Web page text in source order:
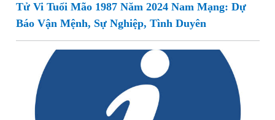
Tử Vi Tuổi Mão 1987 Năm 2024 Nam Mạng: Dự
Báo Vận Mệnh, Sự Nghiệp, Tình Duyên